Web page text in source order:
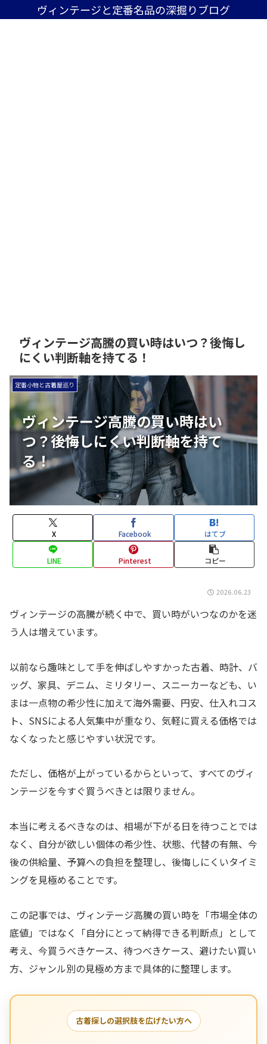
ヴィンテージと定番名品の深掘りブログ
ヴィンテージ高騰の買い時はいつ？後悔し
にくい判断軸を持てる！
ヴィンテージ高騰の買い時はい
つ？後悔しにくい判断軸を持て
る！
定番小物と古着屋巡り
X Facebook はてブ
LINE Pinterest コピー
2026.06.23
ヴィンテージの高騰が続く中で、買い時がいつなのかを迷
う人は増えています。
以前なら趣味として手を伸ばしやすかった古着、時計、バ
ッグ、家具、デニム、ミリタリー、スニーカーなども、い
まは一点物の希少性に加えて海外需要、円安、仕入れコス
ト、SNSによる人気集中が重なり、気軽に買える価格では
なくなったと感じやすい状況です。
ただし、価格が上がっているからといって、すべてのヴィ
ンテージを今すぐ買うべきとは限りません。
本当に考えるべきなのは、相場が下がる日を待つことでは
なく、自分が欲しい個体の希少性、状態、代替の有無、今
後の供給量、予算への負担を整理し、後悔しにくいタイミ
ングを見極めることです。
この記事では、ヴィンテージ高騰の買い時を「市場全体の
底値」ではなく「自分にとって納得できる判断点」として
考え、今買うべきケース、待つべきケース、避けたい買い
方、ジャンル別の見極め方まで具体的に整理します。
古着探しの選択肢を広げたい方へ